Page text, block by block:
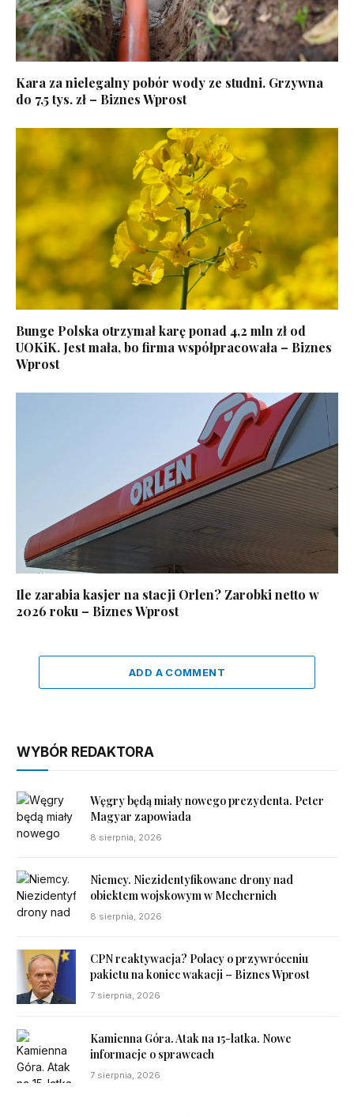
Kara za nielegalny pobór wody ze studni. Grzywna
do 7,5 tys. zł – Biznes Wprost
Bunge Polska otrzymał karę ponad 4,2 mln zł od
UOKiK. Jest mała, bo firma współpracowała – Biznes
Wprost
Ile zarabia kasjer na stacji Orlen? Zarobki netto w
2026 roku – Biznes Wprost
ADD A COMMENT
WYBÓR REDAKTORA
Węgry będą miały nowego prezydenta. Peter
Magyar zapowiada
8 sierpnia, 2026
Niemcy. Niezidentyfikowane drony nad
obiektem wojskowym w Mechernich
8 sierpnia, 2026
CPN reaktywacja? Polacy o przywróceniu
pakietu na koniec wakacji – Biznes Wprost
7 sierpnia, 2026
Kamienna Góra. Atak na 15-latka. Nowe
informacje o sprawcach
7 sierpnia, 2026